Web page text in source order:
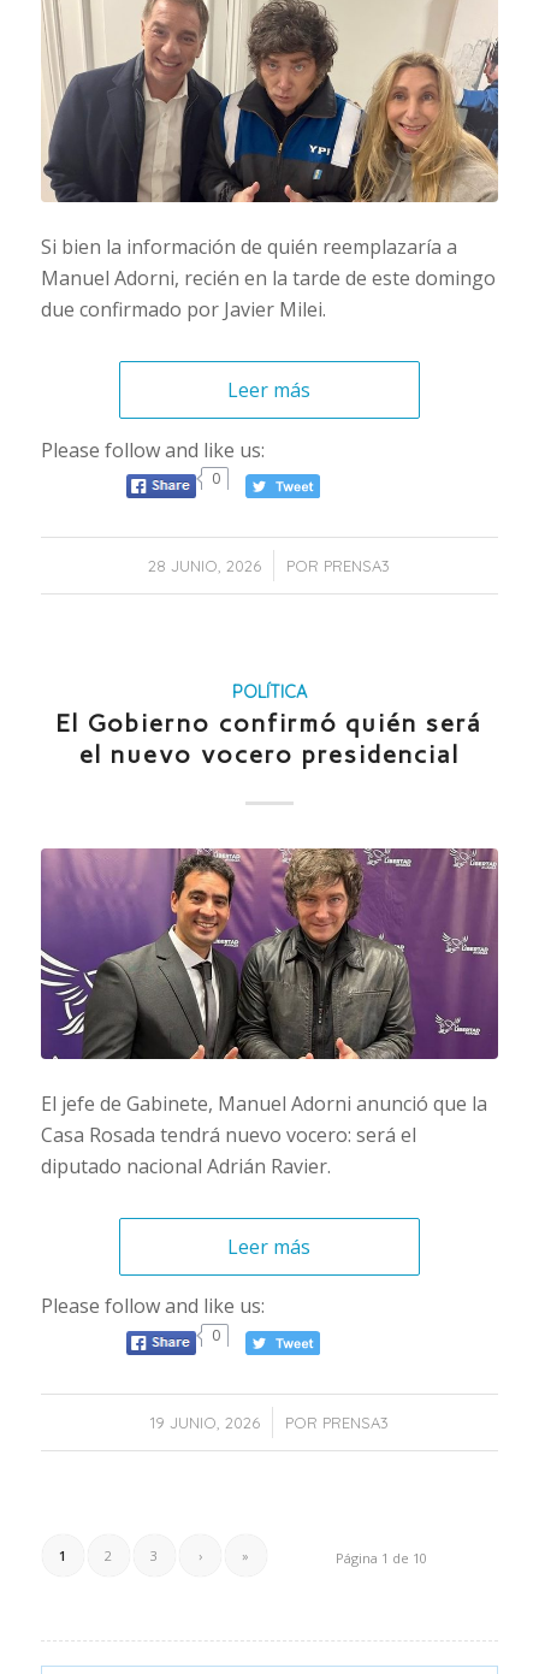
Si bien la información de quién reemplazaría a
Manuel Adorni, recién en la tarde de este domingo
due confirmado por Javier Milei.
Leer más
Please follow and like us:
0
28 JUNIO, 2026
/ POR PRENSA3
POLÍTICA
El Gobierno confirmó quién será
el nuevo vocero presidencial
El jefe de Gabinete, Manuel Adorni anunció que la
Casa Rosada tendrá nuevo vocero: será el
diputado nacional Adrián Ravier.
Leer más
Please follow and like us:
0
19 JUNIO, 2026
/ POR PRENSA3
Página 1 de 10
1 2 3 › »